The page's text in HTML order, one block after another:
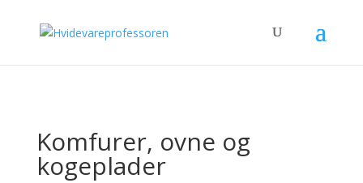
Komfurer, ovne og
kogeplader